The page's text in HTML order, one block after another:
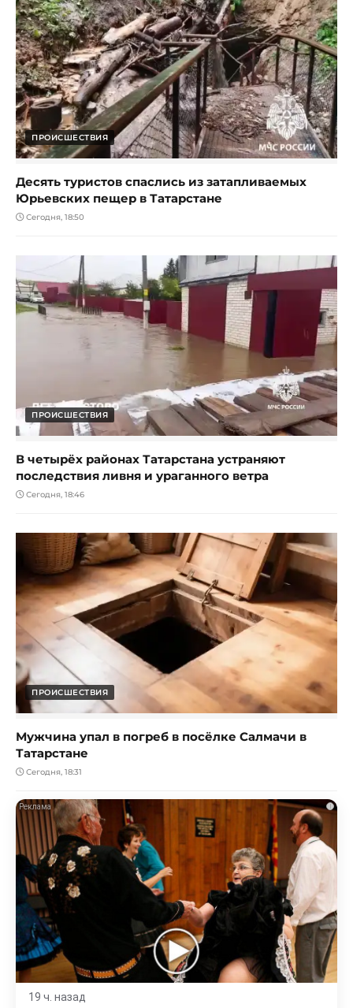
ПРОИСШЕСТВИЯ
Десять туристов спаслись из затапливаемых
Юрьевских пещер в Татарстане
Сегодня, 18:50
ПРОИСШЕСТВИЯ
В четырёх районах Татарстана устраняют
последствия ливня и ураганного ветра
Сегодня, 18:46
ПРОИСШЕСТВИЯ
Мужчина упал в погреб в посёлке Салмачи в
Татарстане
Сегодня, 18:31
i
19 ч. назад